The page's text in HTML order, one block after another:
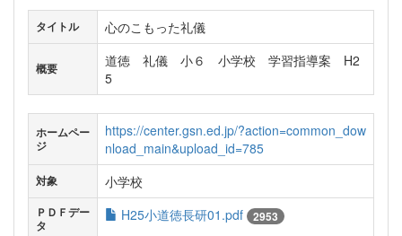
タイトル 心のこもった礼儀
概要
道徳 礼儀 小６ 小学校 学習指導案 H2
5
ホームペー
ジ
https://center.gsn.ed.jp/?action=common_dow
nload_main&upload_id=785
対象 小学校
ＰＤＦデー
タ
H25小道徳長研01.pdf 2953